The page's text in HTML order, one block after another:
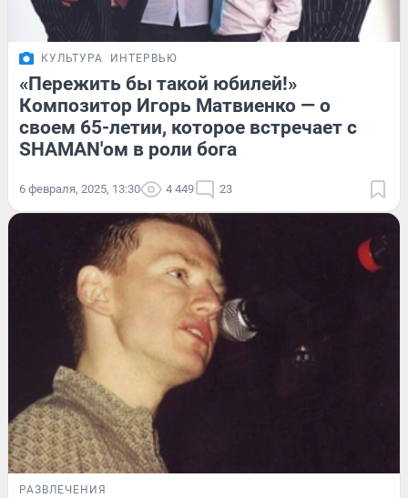
КУЛЬТУРА ИНТЕРВЬЮ
«Пережить бы такой юбилей!»
Композитор Игорь Матвиенко — о
своем 65-летии, которое встречает с
SHAMAN'ом в роли бога
6 февраля, 2025, 13:30 4 449 23
РАЗВЛЕЧЕНИЯ